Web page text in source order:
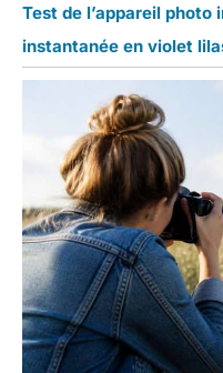
Test de l’appareil photo
instantanée en violet